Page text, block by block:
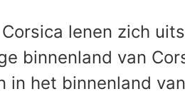
lenen zich
binnenland van
in het binnenland